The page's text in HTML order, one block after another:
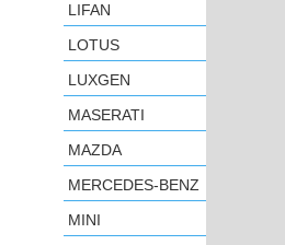
LIFAN
LOTUS
LUXGEN
MASERATI
MAZDA
MERCEDES-BENZ
MINI